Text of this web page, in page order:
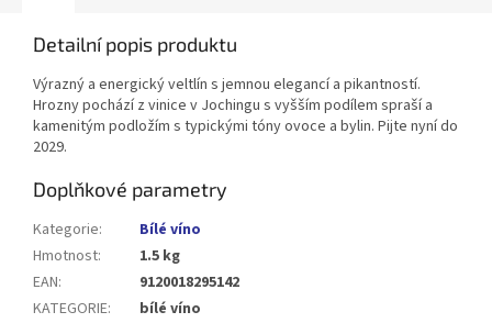
Detailní popis produktu
Výrazný a energický veltlín s jemnou elegancí a pikantností.
Hrozny pochází z vinice v Jochingu s vyšším podílem spraší a
kamenitým podložím s typickými tóny ovoce a bylin. Pijte nyní do
2029.
Doplňkové parametry
Kategorie:
Bílé víno
Hmotnost:
1.5 kg
EAN:
9120018295142
KATEGORIE:
bílé víno